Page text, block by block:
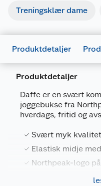
Treningsklær dame
Produktdetaljer
Produktdetaljer
Daffe er en svært
joggebukse fra
hverdags, fritid og
Svært myk
Elastisk midje
Northpeak-logo
Perfekt til
Artikkelnummer
Leverandørens
Størrelse
Farge